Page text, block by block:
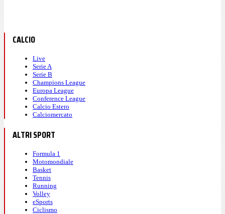
CALCIO
Live
Serie A
Serie B
Champions League
Europa League
Conference League
Calcio Estero
Calciomercato
ALTRI SPORT
Formula 1
Motomondiale
Basket
Tennis
Running
Volley
eSports
Ciclismo